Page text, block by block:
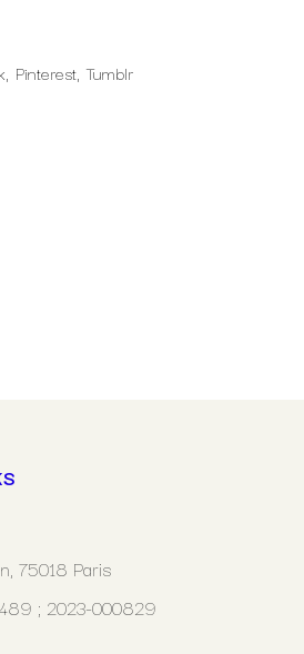
Pinterest Tumblr
75018 Paris
; 2023-000829